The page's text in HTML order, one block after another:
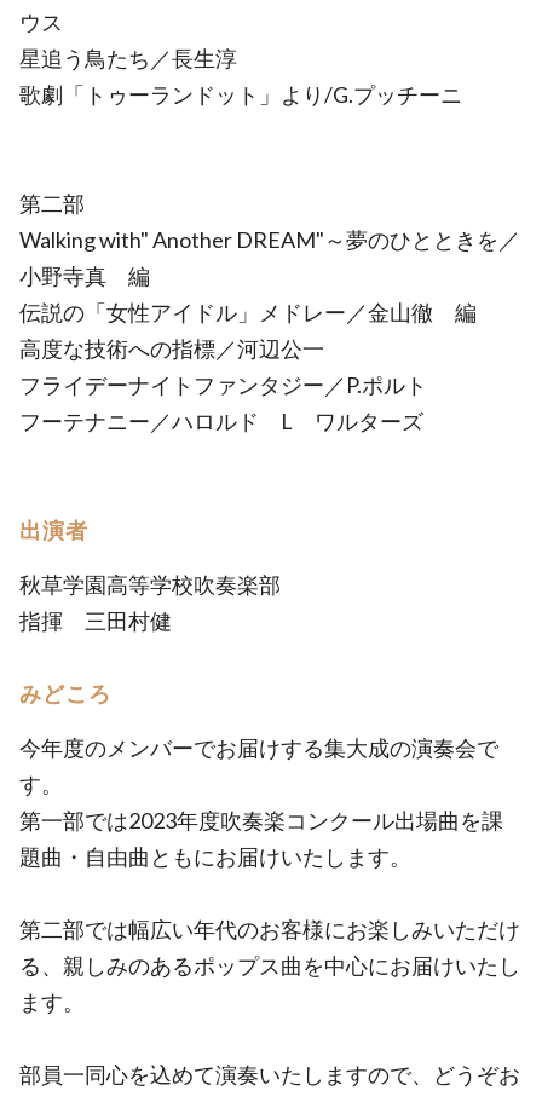
ウス
星追う鳥たち／長生淳
歌劇「トゥーランドット」より/G.プッチーニ
第二部
Walking with" Another DREAM"～夢のひとときを／
小野寺真 編
伝説の「女性アイドル」メドレー／金山徹 編
高度な技術への指標／河辺公一
フライデーナイトファンタジー／P.ポルト
フーテナニー／ハロルド L ワルターズ
出演者
秋草学園高等学校吹奏楽部
指揮 三田村健
みどころ
今年度のメンバーでお届けする集大成の演奏会で
す。
第一部では2023年度吹奏楽コンクール出場曲を課
題曲・自由曲ともにお届けいたします。
第二部では幅広い年代のお客様にお楽しみいただけ
る、親しみのあるポップス曲を中心にお届けいたし
ます。
部員一同心を込めて演奏いたしますので、どうぞお